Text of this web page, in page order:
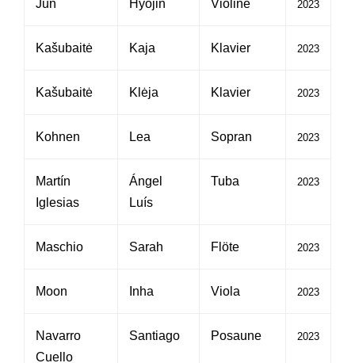
Jun Hyojin Violine 2023
Kašubaitė Kaja Klavier 2023
Kašubaitė Klėja Klavier 2023
Kohnen Lea Sopran 2023
Martín
Iglesias
Ángel
Luís
Tuba 2023
Maschio Sarah Flöte 2023
Moon Inha Viola 2023
Navarro
Cuello
Santiago Posaune 2023